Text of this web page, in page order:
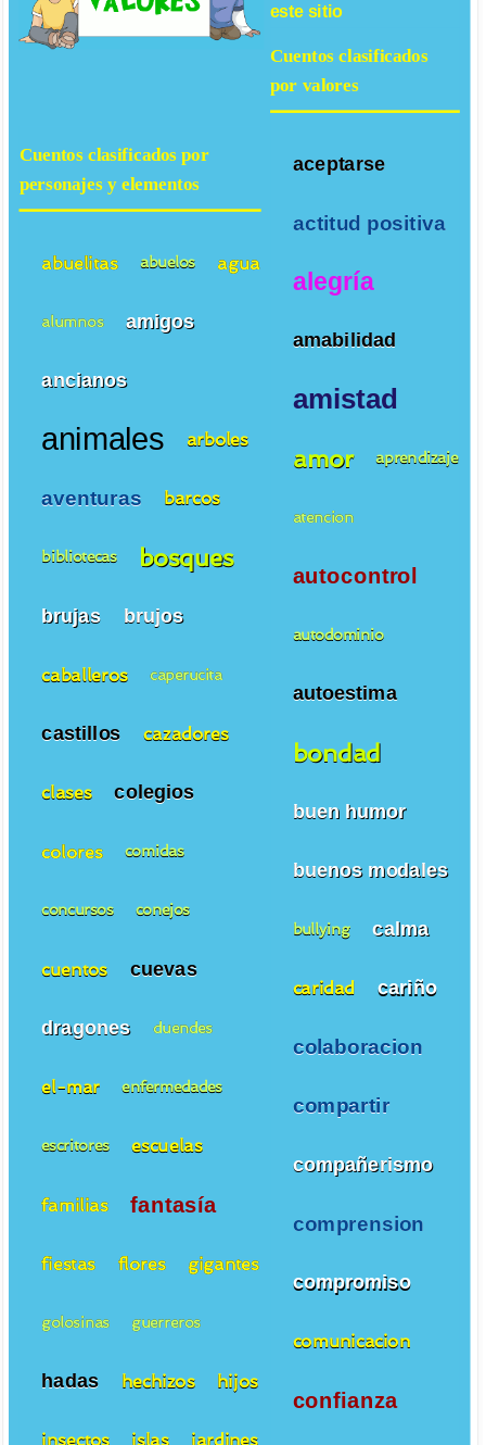
este sitio
Cuentos clasificados
por valores
aceptarse
actitud positiva
alegría
amabilidad
amistad
amor aprendizaje
atencion
autocontrol
autodominio
autoestima
bondad
buen humor
buenos modales
bullying calma
caridad cariño
colaboracion
compartir
compañerismo
comprension
compromiso
comunicacion
confianza
Cuentos clasificados por
personajes y elementos
abuelitas abuelos agua
alumnos amigos
ancianos
animales arboles
aventuras barcos
bibliotecas bosques
brujas brujos
caballeros caperucita
castillos cazadores
clases colegios
colores comidas
concursos conejos
cuentos cuevas
dragones duendes
el-mar enfermedades
escritores escuelas
familias fantasía
fiestas flores gigantes
golosinas guerreros
hadas hechizos hijos
insectos islas jardines